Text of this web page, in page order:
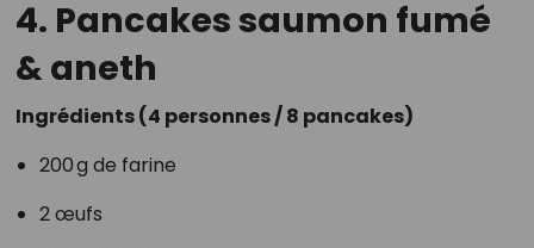
4. Pancakes saumon fumé
& aneth
Ingrédients (4 personnes / 8 pancakes)
200 g de farine
2 œufs